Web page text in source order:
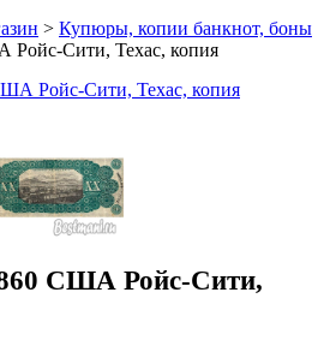
> Купюры, копии банкнот, боны
Ройс-Сити, Техас, копия
США Ройс-Сити,